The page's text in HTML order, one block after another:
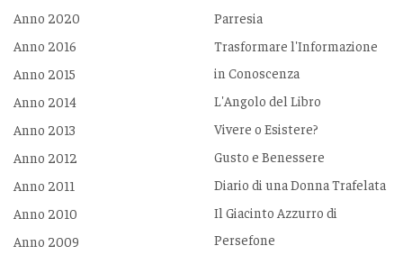
Anno 2020
Anno 2016
Anno 2015
Anno 2014
Anno 2013
Anno 2012
Anno 2011
Anno 2010
Anno 2009
Parresia
Trasformare l'Informazione
in Conoscenza
L'Angolo del Libro
Vivere o Esistere?
Gusto e Benessere
Diario di una Donna Trafelata
Il Giacinto Azzurro di
Persefone